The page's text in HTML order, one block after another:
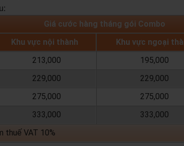
Giá cước hàng tháng gói Combo
Khu vực nội thành
Khu vực ngoại
213,000
195,000
229,000
229,000
275,000
275,000
333,000
333,000
thuế VAT 10%